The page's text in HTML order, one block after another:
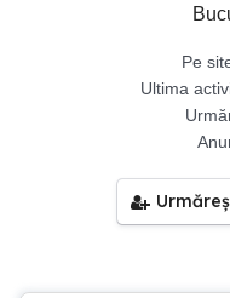
Pe
Ultima